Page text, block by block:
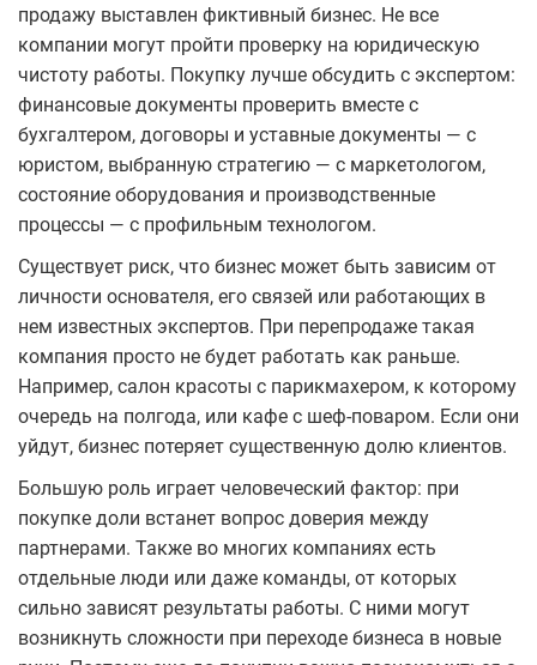
продажу выставлен фиктивный бизнес. Не все
компании могут пройти проверку на юридическую
чистоту работы. Покупку лучше обсудить с экспертом:
финансовые документы проверить вместе с
бухгалтером, договоры и уставные документы — с
юристом, выбранную стратегию — с маркетологом,
состояние оборудования и производственные
процессы — с профильным технологом.
Существует риск, что бизнес может быть зависим от
личности основателя, его связей или работающих в
нем известных экспертов. При перепродаже такая
компания просто не будет работать как раньше.
Например, салон красоты с парикмахером, к которому
очередь на полгода, или кафе с шеф-поваром. Если они
уйдут, бизнес потеряет существенную долю клиентов.
Большую роль играет человеческий фактор: при
покупке доли встанет вопрос доверия между
партнерами. Также во многих компаниях есть
отдельные люди или даже команды, от которых
сильно зависят результаты работы. С ними могут
возникнуть сложности при переходе бизнеса в новые